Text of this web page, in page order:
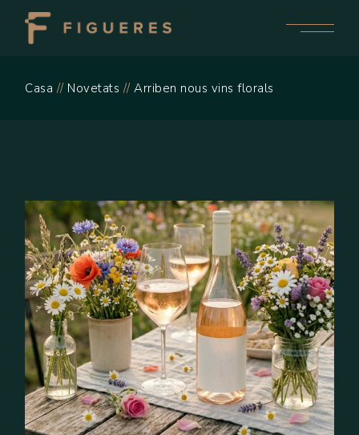
Casa Novetats Arriben nous vins florals